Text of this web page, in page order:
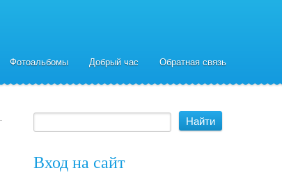
Фотоальбомы Добрый час Обратная связь
Вход на сайт